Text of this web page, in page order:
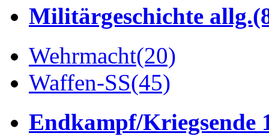
Militärgeschichte allg.
Wehrmacht(20)
Waffen-SS(45)
Endkampf/Kriegsende